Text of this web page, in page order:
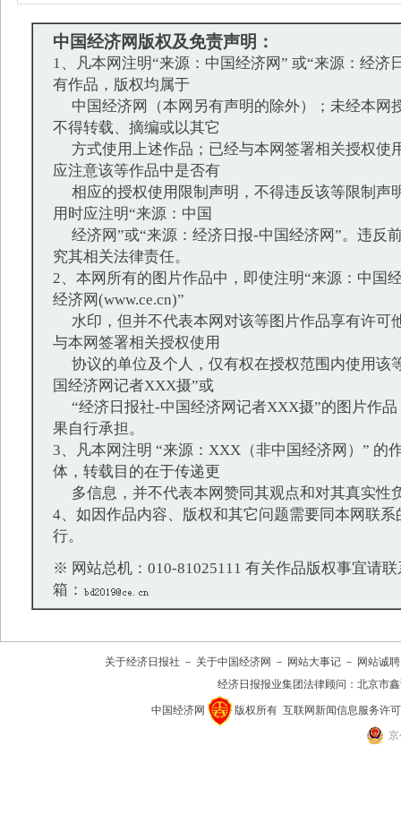
中国经济网版权及免责声明：
1、凡本网注明“来源：中国经济网” 或“来源：经济
有作品，版权均属于
中国经济网（本网另有声明的除外）；未经本网
不得转载、摘编或以其它
方式使用上述作品；已经与本网签署相关授权使
应注意该等作品中是否有
相应的授权使用限制声明，不得违反该等限制声
用时应注明“来源：中国
经济网”或“来源：经济日报-中国经济网”。违反
究其相关法律责任。
2、本网所有的图片作品中，即使注明“来源：中国
经济网(www.ce.cn)”
水印，但并不代表本网对该等图片作品享有许可
与本网签署相关授权使用
协议的单位及个人，仅有权在授权范围内使用该
国经济网记者XXX摄”或
“经济日报社-中国经济网记者XXX摄”的图片作品
果自行承担。
3、凡本网注明 “来源：XXX（非中国经济网）” 的
体，转载目的在于传递更
多信息，并不代表本网赞同其观点和对其真实性
4、如因作品内容、版权和其它问题需要同本网联系
行。
※ 网站总机：010-81025111 有关作品版权事宜请联
箱：
关于经济日报社 － 关于中国经济网 － 网站大事记 － 网站诚聘
经济日报报业集团法律顾问： 北京市
中国经济网 版权所有 互联网新闻信息服务许可
京